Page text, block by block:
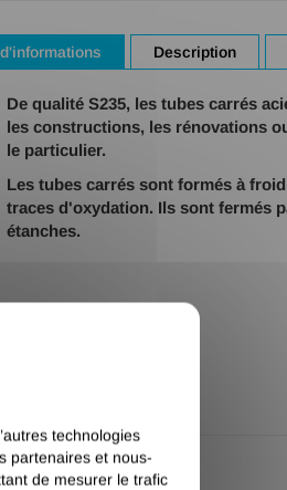
De qualité S235, les tubes carrés
les constructions, les rénovations
le particulier.
Les tubes carrés sont formés à
traces d'oxydation. Ils sont fermés
étanches.
Description
technologies
partenaires et nous-
de mesurer le trafic